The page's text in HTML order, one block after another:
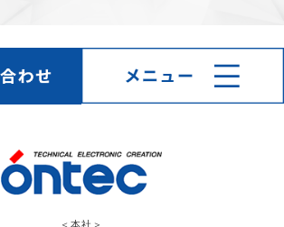
＜本社＞